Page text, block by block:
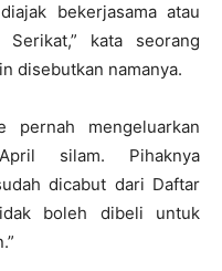
bekerjasama atau
kata seorang
disebutkan namanya.
pernah mengeluarkan
silam. Pihaknya
dicabut dari Daftar
boleh dibeli untuk